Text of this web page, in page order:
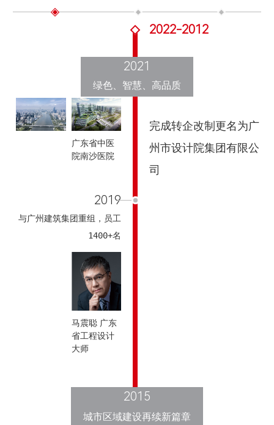
2022-2012
2021
绿色、智慧、高品质
完成转企改制更名为广
州市设计院集团有限公
司
广东省中医
院南沙医院
2019
与广州建筑集团重组，员工
1400+名
马震聪 广东
省工程设计
大师
2015
城市区域建设再续新篇章